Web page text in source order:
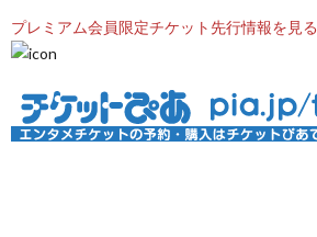
プレミアム会員限定チケット先行情報を見る